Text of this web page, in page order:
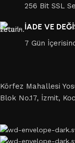
256 Bit SSL
İADE VE
7 Gün
Körfez Mahallesi
Blok No.17, İzmit,